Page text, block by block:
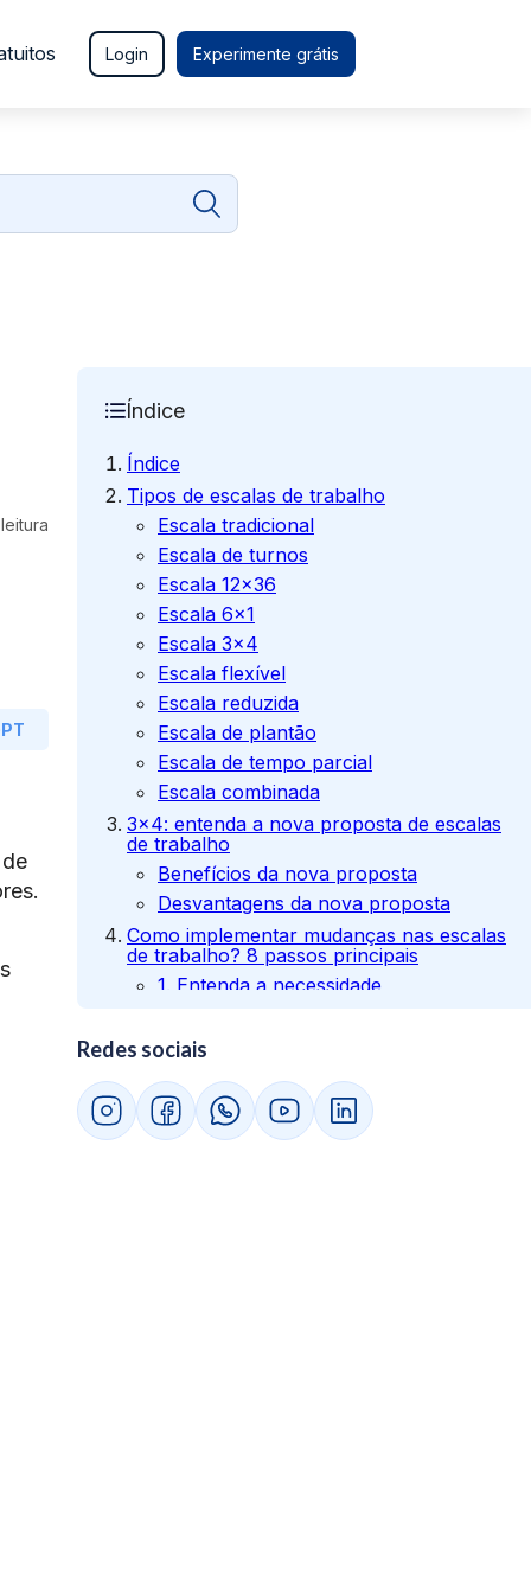
Login Experimente grátis
Índice
Índice
Tipos de escalas de trabalho
Escala tradicional
Escala de turnos
Escala 12×36
Escala 6×1
Escala 3×4
Escala flexível
Escala reduzida
Escala de plantão
Escala de tempo parcial
Escala combinada
3×4: entenda a nova proposta de escalas
de trabalho
Benefícios da nova proposta
Desvantagens da nova proposta
Como implementar mudanças nas escalas
de trabalho? 8 passos principais
1. Entenda a necessidade
3. Desenhe a nova escala
5. Ajuste o que for necessário
6. Comunique a mudança
Redes sociais